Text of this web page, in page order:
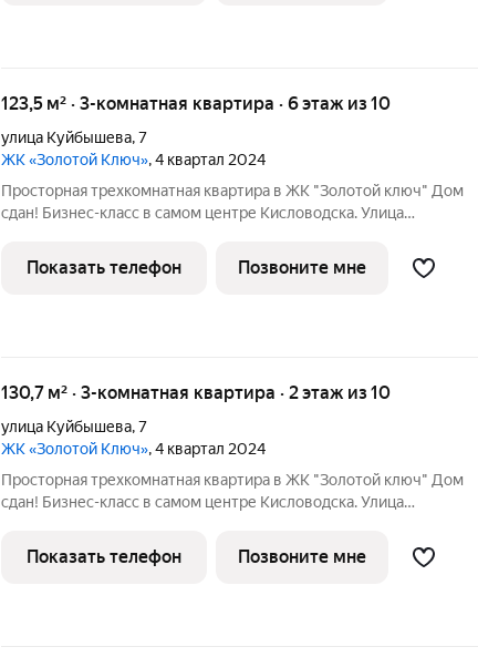
123,5 м² · 3-комнатная квартира · 6 этаж из 10
улица Куйбышева,7
ЖК «Золотой Ключ», 4 квартал 2024
Просторная трехкомнатная квартира в ЖК "Золотой ключ" Дом
сдан! Бизнес-класс в самом центре Кисловодска. Улица
города Кисловодск с функциональной планировкой,
объединяющей комфорт проживания
Показать телефон Позвоните мне
130,7 м² · 3-комнатная квартира · 2 этаж из 10
улица Куйбышева,7
ЖК «Золотой Ключ», 4 квартал 2024
Просторная трехкомнатная квартира в ЖК "Золотой ключ" Дом
сдан! Бизнес-класс в самом центре Кисловодска. Улица
города Кисловодск с панорамным остеклением и функциональной
планировкой,
Показать телефон Позвоните мне